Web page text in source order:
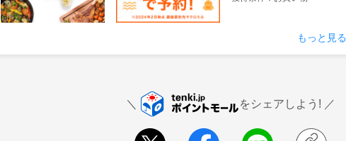
申込
もっと見る
をシェアしよう!